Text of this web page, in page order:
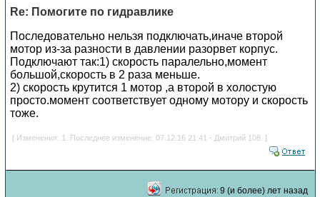
Re: Помогите по гидравлике
Последовательно нельзя подключать,иначе второй
мотор из-за разности в давлении разорвет корпус.
Подключают так:1) скорость паралельно,момент
большой,скорость в 2 раза меньше.
2) скорость крутится 1 мотор ,а второй в холостую
просто.момент соответствует одному мотору и скорость
тоже.
[ Изменения: 1. Последнее изменение: 07.12.16 21:41 - Дмитрий 108. ]
9 (и более) лет назад